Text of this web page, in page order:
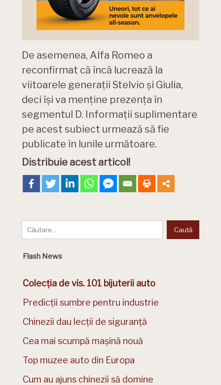
De asemenea, Alfa Romeo a
reconfirmat că încă lucrează la
viitoarele generații Stelvio și Giulia,
deci își va menține prezența în
segmentul D. Informații suplimentare
pe acest subiect urmează să fie
publicate în lunile următoare.
Distribuie acest articol!
Flash News
Colecția de vis. 101 bijuterii auto
Predicții sumbre pentru industrie
Chinezii dau lecții de siguranță
Cea mai scumpă mașină nouă
Top muzee auto din Europa
Cum au ajuns chinezii să domine